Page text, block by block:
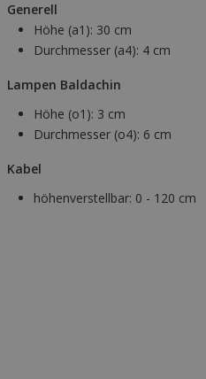
Generell
Höhe (a1): 30 cm
Durchmesser (a4): 4 cm
Lampen Baldachin
Höhe (o1): 3 cm
Durchmesser (o4): 6 cm
Kabel
höhenverstellbar: 0 - 120 cm